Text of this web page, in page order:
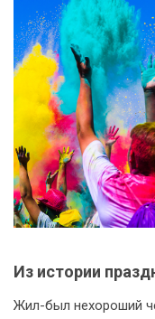
Из истории
Жил-был нехороший